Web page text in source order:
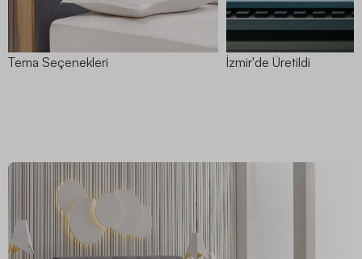
Tema Seçenekleri İzmir'de Üretildi